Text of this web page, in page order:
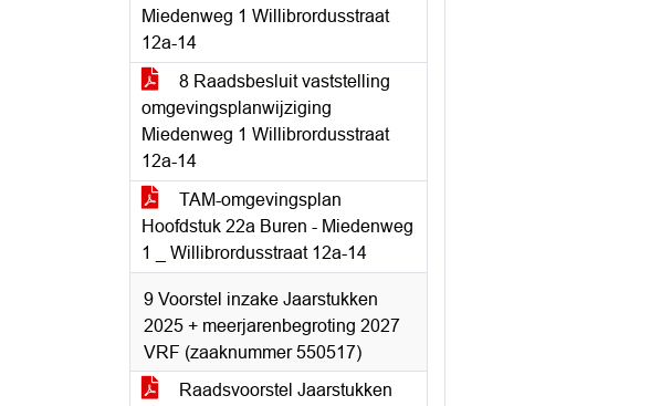
Miedenweg 1 Willibrordusstraat
12a-14
8 Raadsbesluit vaststelling
omgevingsplanwijziging
Miedenweg 1 Willibrordusstraat
12a-14
TAM-omgevingsplan
Hoofdstuk 22a Buren - Miedenweg
1 _ Willibrordusstraat 12a-14
9 Voorstel inzake Jaarstukken
2025 + meerjarenbegroting 2027
VRF (zaaknummer 550517)
Raadsvoorstel Jaarstukken